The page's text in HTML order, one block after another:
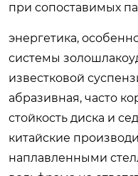
при сопоставимых
энергетика,
системы
известковой
абразивная, часто
стойкость диска и
китайские
наплавленными